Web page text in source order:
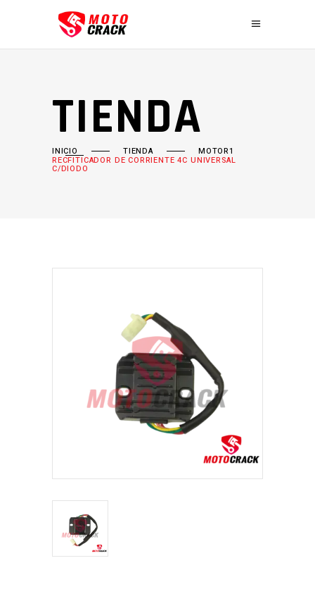
TIENDA
INICIO TIENDA MOTOR1
RECFITICADOR DE CORRIENTE 4C UNIVERSAL
C/DIODO